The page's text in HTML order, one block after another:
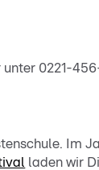
unter 0221-
Im
laden wir